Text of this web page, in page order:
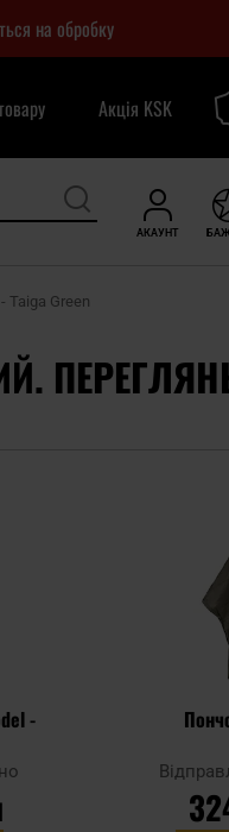
на обробку
Акція KSK
АКАУНТ
Taiga Green
-